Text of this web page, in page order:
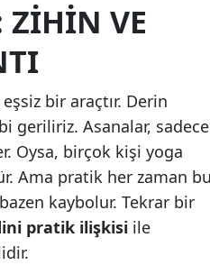
ZIHIN VE
bir araçtır. Derin
geriliriz. Asanalar, sadece
Oysa, birçok kişi yoga
Ama pratik her zaman
kaybolur. Tekrar bir
pratik ilişkisi ile